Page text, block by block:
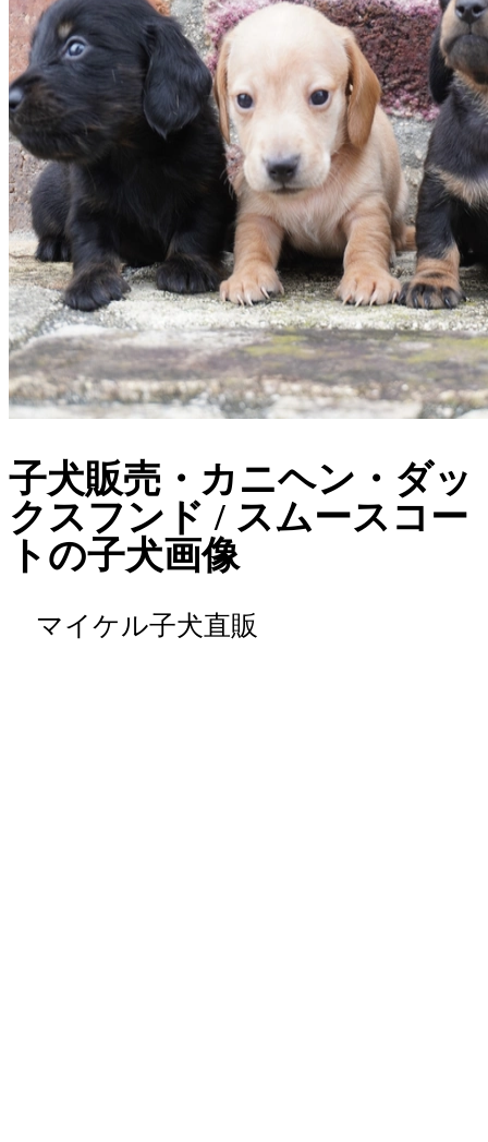
子犬販売・カニヘン・ダッ
クスフンド / スムースコー
トの子犬画像
マイケル子犬直販